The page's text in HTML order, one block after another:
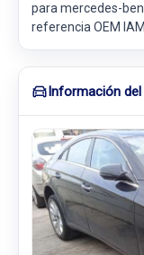
para mercedes-
referencia OEM
Información